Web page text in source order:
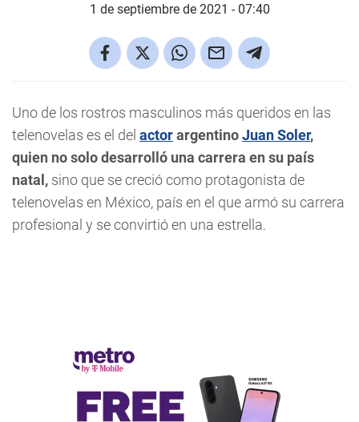
1 de septiembre de 2021 - 07:40
Uno de los rostros masculinos más queridos en las
telenovelas es el del actorargentinoJuan Soler,
quien no solo desarrolló una carrera en su país
natal, sino que se creció como protagonista de
telenovelas en México, país en el que armó su carrera
profesional y se convirtió en una estrella.